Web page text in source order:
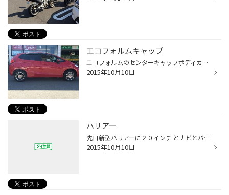
エコフォルムキャップ
エコフォルムのセンターキャップボディカラーと 同じレッドに変更しました お客様も喜んで頂きました センターキャップを変えるだけでも 見た目が変わりますね(^_^)
2015年10月10日
ハリアー
先日新型ハリアーに２０インチ とナビとバックカメラをお取付させて頂きました やっぱり２０インチは迫力がありました Ｍ様いつも有難う御座います また遊びに来て下さい(^^)
2015年10月10日